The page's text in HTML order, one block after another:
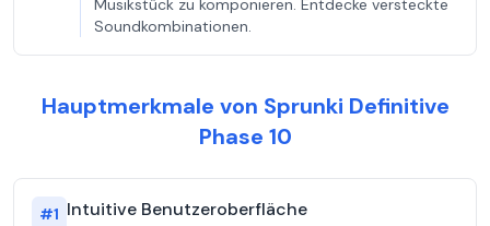
Musikstück zu komponieren. Entdecke versteckte
Soundkombinationen.
Hauptmerkmale von Sprunki Definitive
Phase 10
#1 Intuitive Benutzeroberfläche